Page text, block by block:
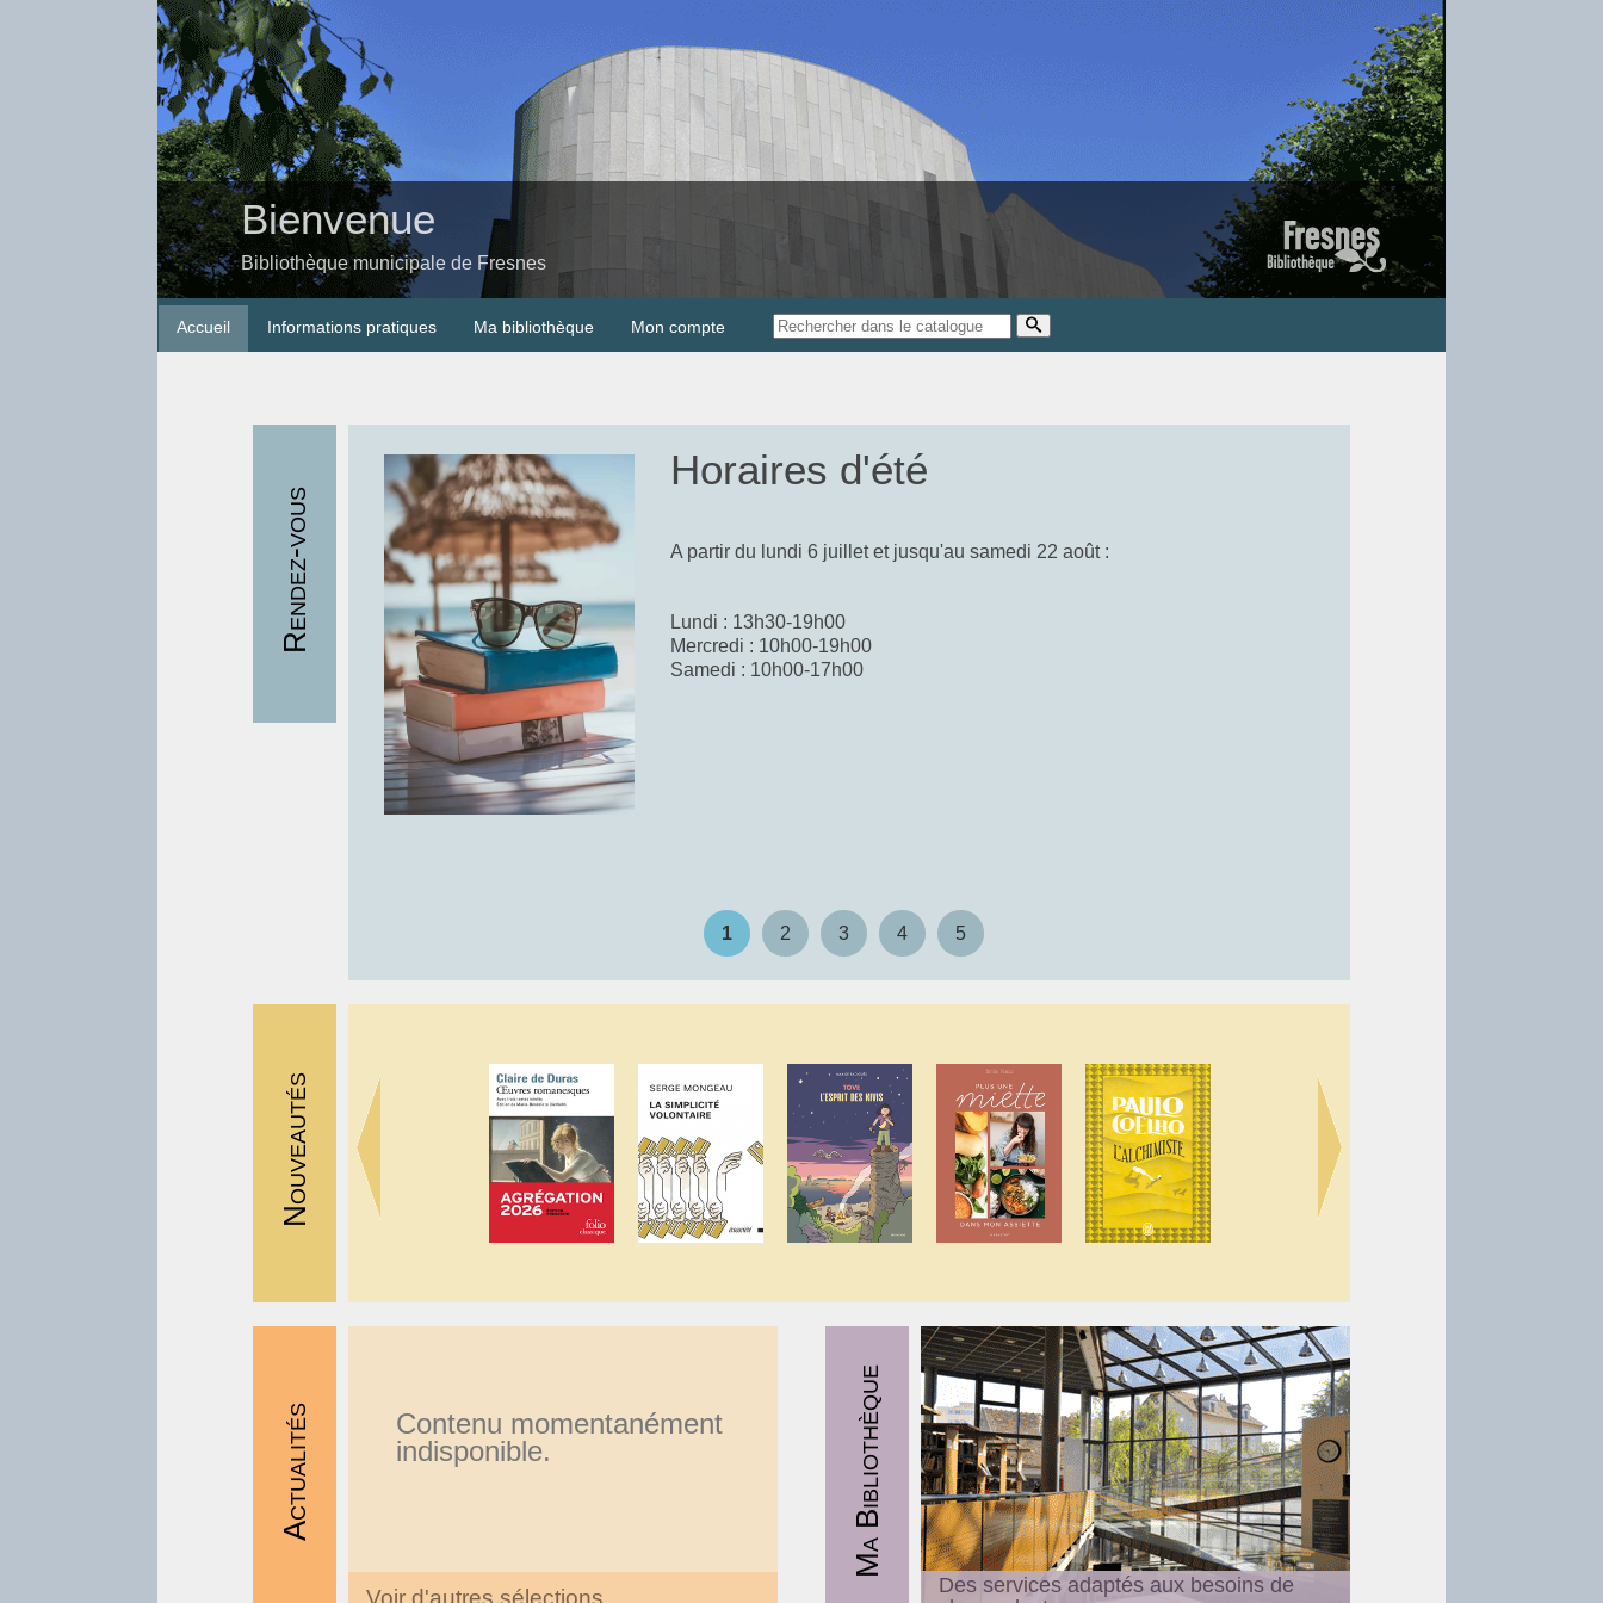
Bienvenue
Bibliothèque municipale de Fresnes
Accueil Informations pratiques Ma bibliothèque Mon compte
Rendez-vous
Horaires d'été
A partir du lundi 6 juillet et jusqu'au samedi 22 août :
Lundi : 13h30-19h00
Mercredi : 10h00-19h00
Samedi : 10h00-17h00
Un moment à partager autour d'albums incontournables ou plus récents pour
les plus petits et jusqu'à 6 ans.
Nous en profiterons pour entonner ensemble quelques chansons, comptines
ou formulettes.
Mercredi 8 juillet, 15h
Lundi 13 juillet, 15h
Mercredi 5 août, 15h
Mercredi 12 août; 15h
Pensez à vous munir de votre tapis ou de votre coussin.
En fonction de la météo, la séance pourra être déplacée à l'intérieur de la
Partages de lectures
1 2 3 4 5
Nouveautés
Actualités
Contenu momentanément
indisponible.
Voir d'autres sélections
Ma Bibliothèque
Des services adaptés aux besoins de